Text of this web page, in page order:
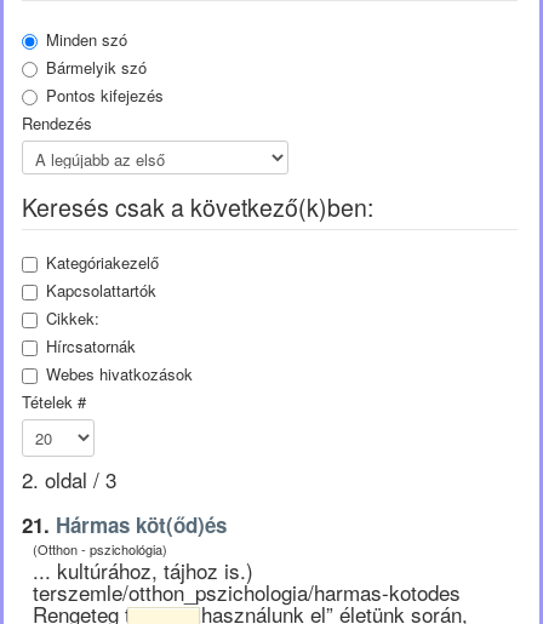
Minden szó
Bármelyik szó
Pontos kifejezés
Rendezés
Keresés csak a következő(k)ben:
Kategóriakezelő
Kapcsolattartók
Cikkek:
Hírcsatornák
Webes hivatkozások
Tételek #
2. oldal / 3
21. Hármas köt(őd)és
(Otthon - pszichológia)
... kultúrához, tájhoz is.)
terszemle/otthon_pszichologia/harmas-kotodes
Rengeteg tárgyat „használunk el” életünk során,